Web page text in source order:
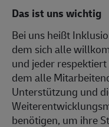
Das ist uns wichtig
Bei uns heißt
dem sich alle
und jeder
dem alle
Unterstützung und
benötigen, um ihre